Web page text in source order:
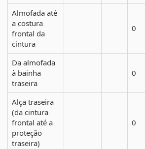
Almofada até
a costura
frontal da
cintura
0
Da almofada
à bainha
traseira
0
Alça traseira
(da cintura
frontal até a
proteção
traseira)
0